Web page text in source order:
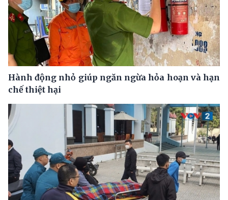
Hành động nhỏ giúp ngăn ngừa hỏa hoạn và hạn
chế thiệt hại